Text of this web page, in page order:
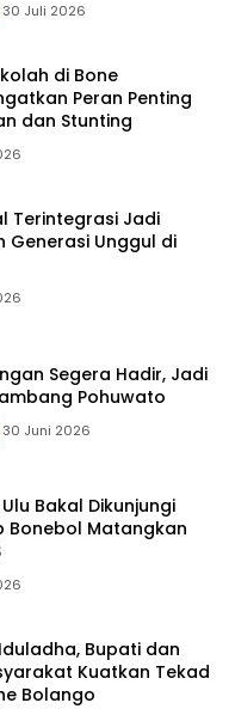
30 Juli 2026
di Bone
Peran Penting
dan Stunting
Terintegrasi Jadi
Generasi Unggul di
Segera Hadir, Jadi
Pohuwato
30 Juni 2026
Bakal Dikunjungi
Bonebol Matangkan
Bupati dan
Kuatkan Tekad
Bolango